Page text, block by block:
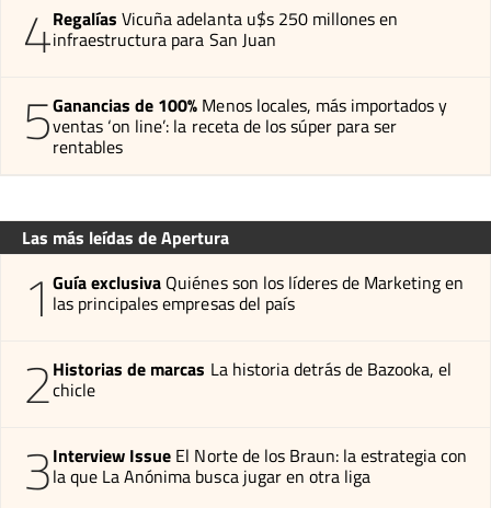
4Regalías Vicuña adelanta u$s 250 millones en
infraestructura para San Juan
5Ganancias de 100% Menos locales, más importados y
ventas ‘on line’: la receta de los súper para ser
rentables
Las más leídas de Apertura
1 Guía exclusiva Quiénes son los líderes de Marketing en
las principales empresas del país
2Historias de marcas La historia detrás de Bazooka, el
chicle
3Interview Issue El Norte de los Braun: la estrategia con
la que La Anónima busca jugar en otra liga